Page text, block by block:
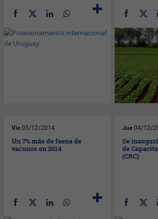
Vie 05/12/2014
Un 7% más de faena de
vacunos en 2014
Jue 04/12/
Se
de
(CRC)